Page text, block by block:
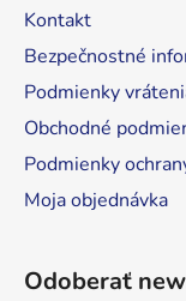
Kontakt
Bezpečnostné
Podmienky
Obchodné
Podmienky
Moja objednávka
Odoberať